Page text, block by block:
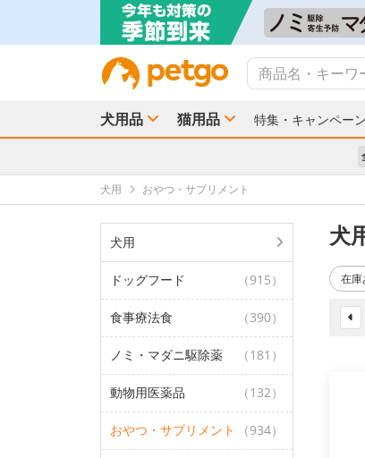
犬用品 猫用品 特集・キャンペーン
犬用 おやつ・サプリメント
犬用
ドッグフード （915）
食事療法食 （390）
ノミ・マダニ駆除薬 （181）
動物用医薬品 （132）
おやつ・サプリメント （934）
犬
在庫